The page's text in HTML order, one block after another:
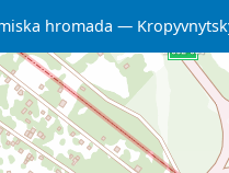
hromada